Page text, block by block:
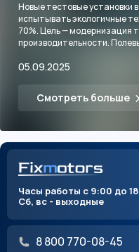
Новые тестовые установки
испытывать экологичные
70%. Цель — модернизация
производительности.
05.09.2025
Смотреть больше
Часы работы с 9:00 до
Сб, вс - выходные
8 800 770-08-45